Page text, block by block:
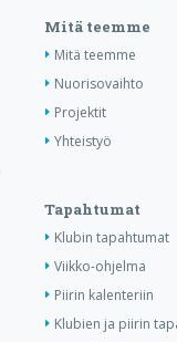
Mitä teemme
Mitä teemme
Nuorisovaihto
Projektit
Yhteistyö
Tapahtumat
Klubin tapahtumat
Viikko-ohjelma
Piirin kalenteriin
Klubien ja piirin